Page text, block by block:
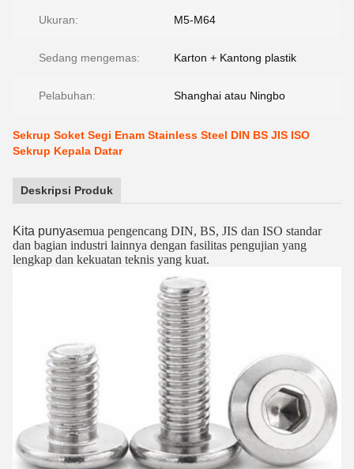
Ukuran: M5-M64
Sedang mengemas: Karton + Kantong plastik
Pelabuhan: Shanghai atau Ningbo
Sekrup Soket Segi Enam Stainless Steel DIN BS JIS ISO
Sekrup Kepala Datar
Deskripsi Produk
Kita punyasemua pengencang DIN, BS, JIS dan ISO standar
dan bagian industri lainnya dengan fasilitas pengujian yang
lengkap dan kekuatan teknis yang kuat.